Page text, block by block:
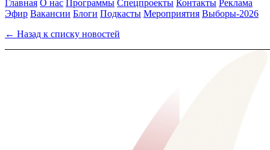
Главная О нас Программы Спецпроекты Контакты Реклама
Эфир Вакансии Блоги Подкасты Мероприятия Выборы-2026
← Назад к списку новостей